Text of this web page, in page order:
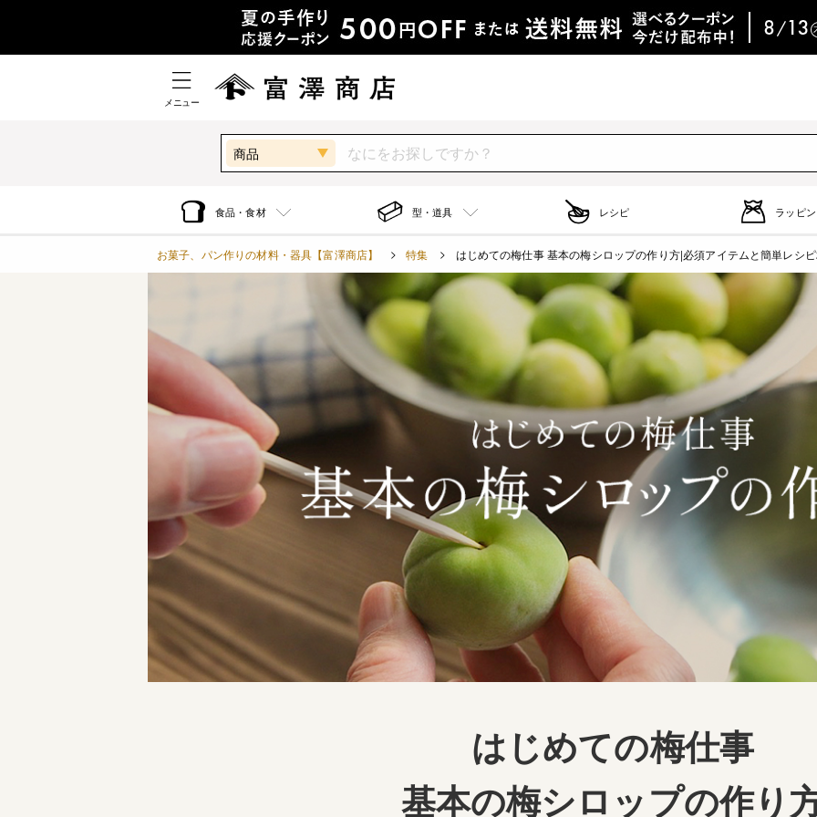
メニュー
商品
食品・食材 型・道具 レシピ ラッピ
お菓子、パン作りの材料・器具【富澤商店】 特集 はじめての梅仕事 基本の梅シロップの作り方|必須アイテムと簡単レシ
はじめての梅仕事
基本の梅シロップの作り